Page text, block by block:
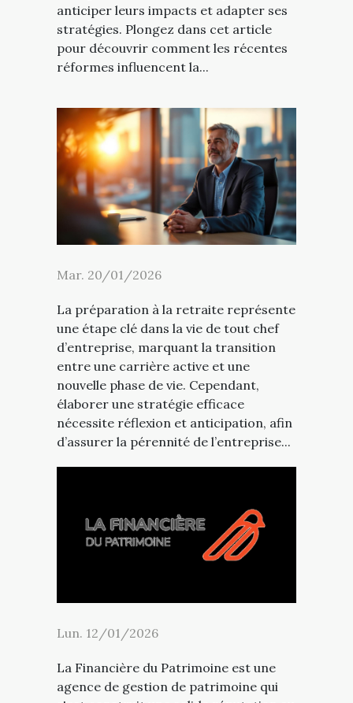
anticiper leurs impacts et adapter ses
stratégies. Plongez dans cet article
pour découvrir comment les récentes
réformes influencent la...
Mar. 20/01/2026
La préparation à la retraite représente
une étape clé dans la vie de tout chef
d’entreprise, marquant la transition
entre une carrière active et une
nouvelle phase de vie. Cependant,
élaborer une stratégie efficace
nécessite réflexion et anticipation, afin
d’assurer la pérennité de l’entreprise...
Lun. 12/01/2026
La Financière du Patrimoine est une
agence de gestion de patrimoine qui